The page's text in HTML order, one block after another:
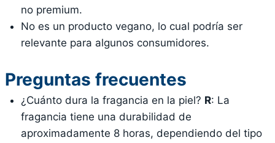
no premium.
No es un producto vegano, lo cual podría ser
relevante para algunos consumidores.
Preguntas frecuentes
¿Cuánto dura la fragancia en la piel? R: La
fragancia tiene una durabilidad de
aproximadamente 8 horas, dependiendo del tipo